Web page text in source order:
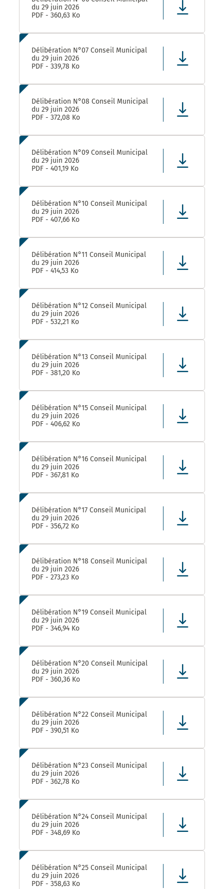
du 29 juin 2026
PDF - 360,63 Ko
Délibération N°07 Conseil Municipal
du 29 juin 2026
PDF - 339,78 Ko
Délibération N°08 Conseil Municipal
du 29 juin 2026
PDF - 372,08 Ko
Délibération N°09 Conseil Municipal
du 29 juin 2026
PDF - 401,19 Ko
Délibération N°10 Conseil Municipal
du 29 juin 2026
PDF - 407,66 Ko
Délibération N°11 Conseil Municipal
du 29 juin 2026
PDF - 414,53 Ko
Délibération N°12 Conseil Municipal
du 29 juin 2026
PDF - 532,21 Ko
Délibération N°13 Conseil Municipal
du 29 juin 2026
PDF - 381,20 Ko
Délibération N°15 Conseil Municipal
du 29 juin 2026
PDF - 406,62 Ko
Délibération N°16 Conseil Municipal
du 29 juin 2026
PDF - 367,81 Ko
Délibération N°17 Conseil Municipal
du 29 juin 2026
PDF - 356,72 Ko
Délibération N°18 Conseil Municipal
du 29 juin 2026
PDF - 273,23 Ko
Délibération N°19 Conseil Municipal
du 29 juin 2026
PDF - 346,94 Ko
Délibération N°20 Conseil Municipal
du 29 juin 2026
PDF - 360,36 Ko
Délibération N°22 Conseil Municipal
du 29 juin 2026
PDF - 390,51 Ko
Délibération N°23 Conseil Municipal
du 29 juin 2026
PDF - 362,78 Ko
Délibération N°24 Conseil Municipal
du 29 juin 2026
PDF - 348,69 Ko
Délibération N°25 Conseil Municipal
du 29 juin 2026
PDF - 358,63 Ko